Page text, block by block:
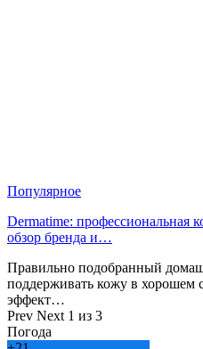
Популярное
Dermatime: профессиональная
обзор бренда и…
Правильно подобранный
поддерживать кожу в хорошем
эффект…
Prev Next 1 из 3
Погода